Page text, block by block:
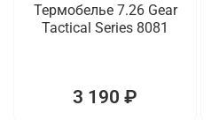
Термобелье 7.26 Gear
Tactical Series 8081
3 190 ₽